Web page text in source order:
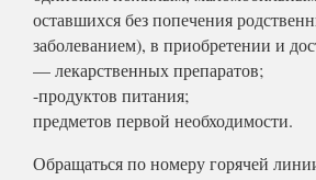
оставшихся без попечения
заболеванием), в приобретении и
— лекарственных препаратов;
-продуктов питания;
предметов первой необходимости.
Обращаться по номеру горячей